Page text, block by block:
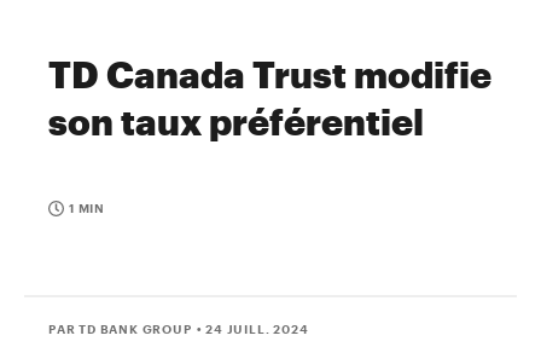
TD Canada Trust modifie
son taux préférentiel
1 MIN
PAR TD BANK GROUP • 24 JUILL. 2024